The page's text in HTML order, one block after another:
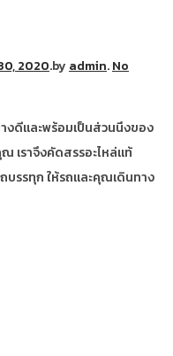
2020.by admin.No
งดีและพร้อมเป็นส่วนนึงของ
เราจึงคัดสรรอะไหล่แท้
รรทุก ให้รถและคุณเดินทาง